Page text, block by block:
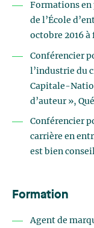
Formations
de l’École
octobre 2016 à
Conférencier
l’industrie du
Capitale-
d’auteur »,
Conférencier
carrière en
est bien
Formation
Agent de